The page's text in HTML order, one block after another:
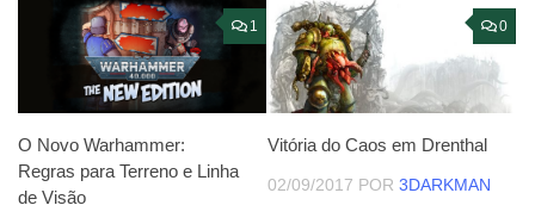
1
O Novo Warhammer:
Regras para Terreno e Linha
de Visão
0
Vitória do Caos em Drenthal
02/09/2017 POR 3DARKMAN